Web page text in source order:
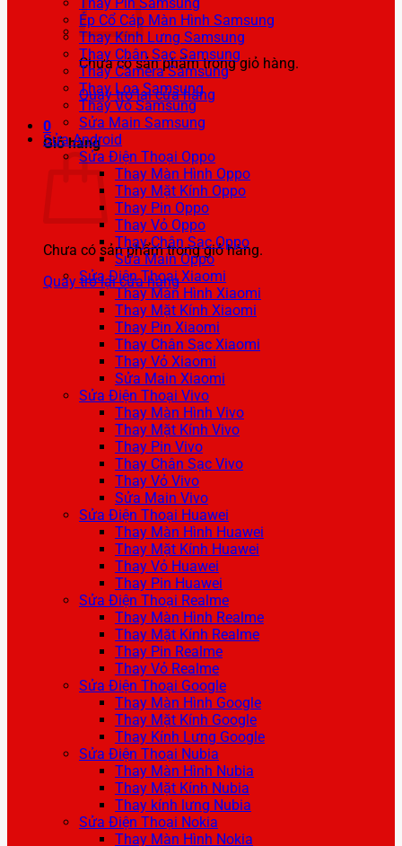
Chưa có sản phẩm trong giỏ hàng.
Quay trở lại cửa hàng
0
Giỏ hàng
Chưa có sản phẩm trong giỏ hàng.
Quay trở lại cửa hàng
Ép Cổ Cáp Màn Hình Samsung
Thay Kính Lưng Samsung
Thay Chân Sạc Samsung
Thay Camera Samsung
Thay Loa Samsung
Thay Vỏ Samsung
Sửa Main Samsung
Sửa Android
Sửa Điện Thoại Oppo
Thay Màn Hình Oppo
Thay Mặt Kính Oppo
Thay Pin Oppo
Thay Vỏ Oppo
Thay Chân Sạc Oppo
Sửa Main Oppo
Sửa Điện Thoại Xiaomi
Thay Màn Hình Xiaomi
Thay Mặt Kính Xiaomi
Thay Pin Xiaomi
Thay Chân Sạc Xiaomi
Thay Vỏ Xiaomi
Sửa Main Xiaomi
Sửa Điện Thoại Vivo
Thay Màn Hình Vivo
Thay Mặt Kính Vivo
Thay Pin Vivo
Thay Chân Sạc Vivo
Thay Vỏ Vivo
Sửa Main Vivo
Sửa Điện Thoại Huawei
Thay Màn Hình Huawei
Thay Mặt Kính Huawei
Thay Vỏ Huawei
Thay Pin Huawei
Sửa Điện Thoại Realme
Thay Màn Hình Realme
Thay Mặt Kính Realme
Thay Pin Realme
Thay Vỏ Realme
Sửa Điện Thoại Google
Thay Màn Hình Google
Thay Mặt Kính Google
Thay Kính Lưng Google
Sửa Điện Thoại Nubia
Thay Màn Hình Nubia
Thay Mặt Kính Nubia
Thay kính lưng Nubia
Sửa Điện Thoại Nokia
Thay Màn Hình Nokia